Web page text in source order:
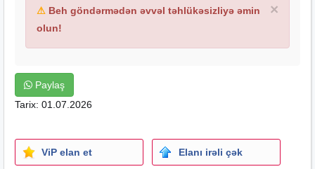
×
⚠ Beh göndərmədən əvvəl təhlükəsizliyə əmin
olun!
Paylaş
Tarix: 01.07.2026
ViP elan et Elanı irəli çək